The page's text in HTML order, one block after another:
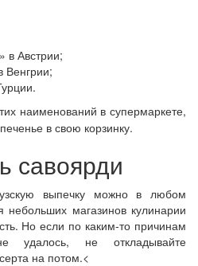
в Австрии;
Венгрии;
наименований в супермаркете,
в свою корзинку.
савоярди
выпечку можно в любом
небольших магазинов кулинарии
Но если по каким-то причинам
удалось, не откладывайте
на потом.<